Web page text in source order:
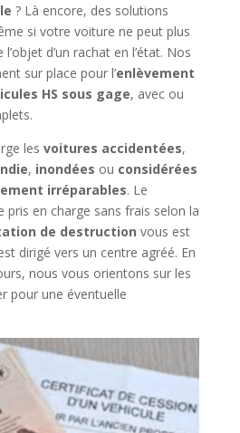
? Là encore, des solutions
si votre voiture ne peut plus
d’un rachat en l’état. Nos
sur place pour l’enlèvement
HS sous gage, avec ou
les voitures accidentées,
, inondées ou considérées
irréparables. Le
en charge sans frais selon la
de destruction vous est
dirigé vers un centre agréé. En
nous vous orientons sur les
pour une éventuelle